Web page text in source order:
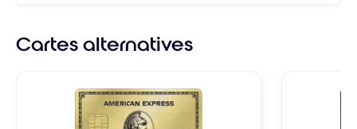
Cartes alternatives